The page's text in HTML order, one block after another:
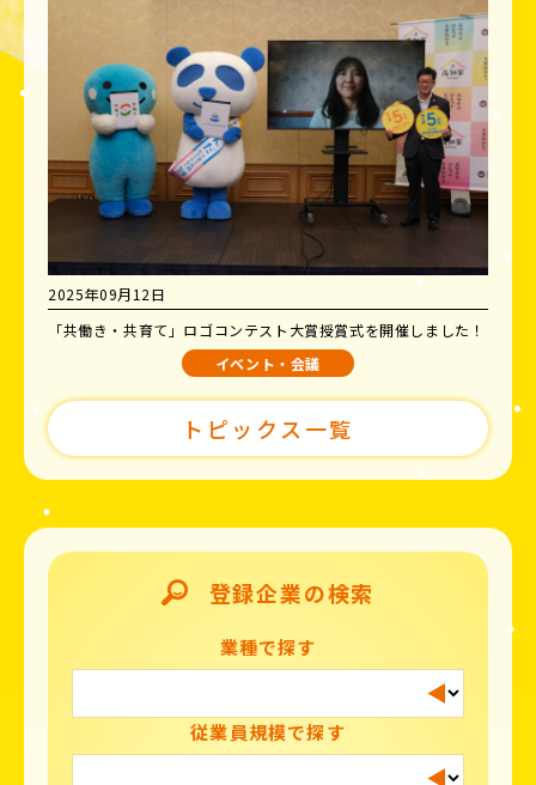
2025年09月12日
「共働き・共育て」ロゴコンテスト大賞授賞式を開催しました！
イベント・会議
トピックス一覧
登録企業の検索
業種で探す
従業員規模で探す